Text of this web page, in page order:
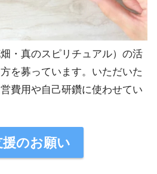
・真のスピリチュアル）の活
を募っています。いただいた
費用や自己研鑽に使わせてい
援のお願い